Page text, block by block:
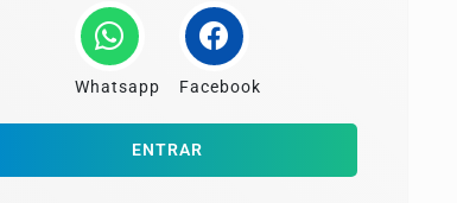
Whatsapp Facebook
ENTRAR